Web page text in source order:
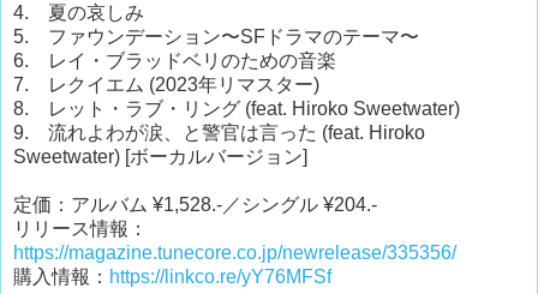
4. 夏の哀しみ
5. ファウンデーション〜SFドラマのテーマ〜
6. レイ・ブラッドベリのための音楽
7. レクイエム (2023年リマスター)
8. レット・ラブ・リング (feat. Hiroko Sweetwater)
9. 流れよわが涙、と警官は言った (feat. Hiroko
Sweetwater) [ボーカルバージョン]
定価：アルバム ¥1,528.-／シングル ¥204.-
リリース情報：
https://magazine.tunecore.co.jp/newrelease/335356/
購入情報： https://linkco.re/yY76MFSf